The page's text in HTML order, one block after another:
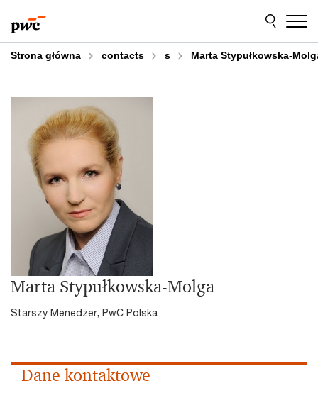
do
treści
do
stopki
Strona główna contacts s Marta Stypułkowska-
Marta Stypułkowska-Molga
Starszy Menedżer, PwC Polska
Dane kontaktowe